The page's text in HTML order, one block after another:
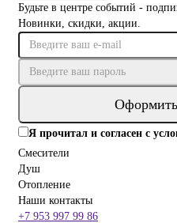
Будьте в центре событий -
Новинки, скидки, акции.
Я прочитал и согласен с
Смесители
Душ
Отопление
Наши контакты
+7 953 997 99 86